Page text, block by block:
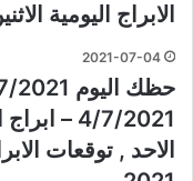
الابراج اليومية الاثنين ٥ يوليو تموز
2021-07-04